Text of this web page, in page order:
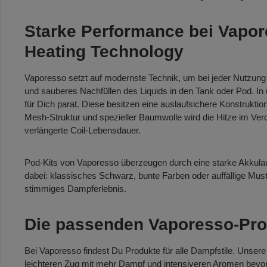
Starke Performance bei
Heating Technology
Vaporesso setzt auf modernste Technik, um bei jeder
und sauberes Nachfüllen des Liquids in den Tank oder Pod.
für Dich parat. Diese besitzen eine auslaufsichere
Mesh-Struktur und spezieller Baumwolle wird die Hitze im
verlängerte Coil-Lebensdauer.
Pod-Kits von Vaporesso überzeugen durch eine starke
dabei: klassisches Schwarz, bunte Farben oder auffällige
stimmiges Dampferlebnis.
Die passenden Vaporesso-
Bei Vaporesso findest Du Produkte für alle Dampfstile.
leichteren Zug mit mehr Dampf und intensiveren Aromen